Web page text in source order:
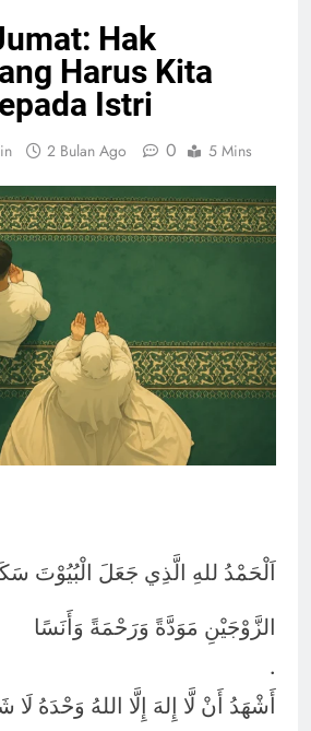
Hak
Harus Kita
Istri
2 Bulan Ago 0 5 Mins
اَلْحَمْدُ للهِ الَّذِي جَعَلَ الْبُيُوْتَ
الزَّوْجَيْنِ مَوَدَّةً وَرَحْمَةً وَأَنَسًا
.
أَشْهَدُ أَنْ لَّا إِلهَ إِلَّا اللهُ وَحْدَهُ